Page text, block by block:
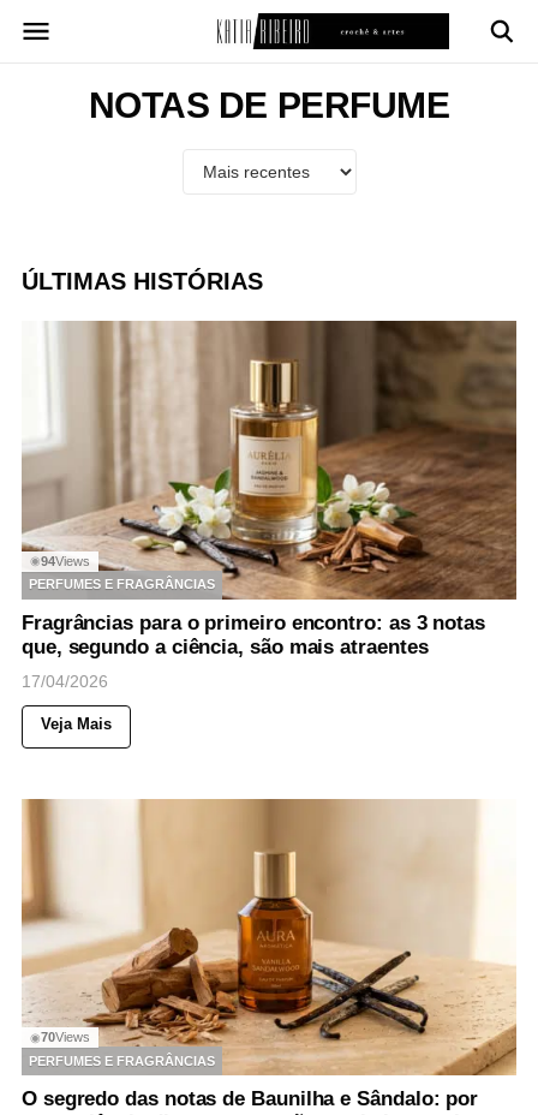
para
NOTAS DE PERFUME
ÚLTIMAS HISTÓRIAS
◉94Views
PERFUMES E FRAGRÂNCIAS
Fragrâncias para o primeiro encontro: as 3 notas
que, segundo a ciência, são mais atraentes
17/04/2026
Veja Mais
◉70Views
PERFUMES E FRAGRÂNCIAS
O segredo das notas de Baunilha e Sândalo: por